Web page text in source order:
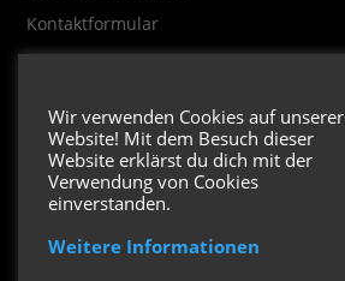
Kontaktformular
Impressum
Datenschutzerklärung
Folge uns
Wir verwenden Cookies auf unserer
Website! Mit dem Besuch dieser
Website erklärst du dich mit der
Verwendung von Cookies
einverstanden.
Weitere Informationen